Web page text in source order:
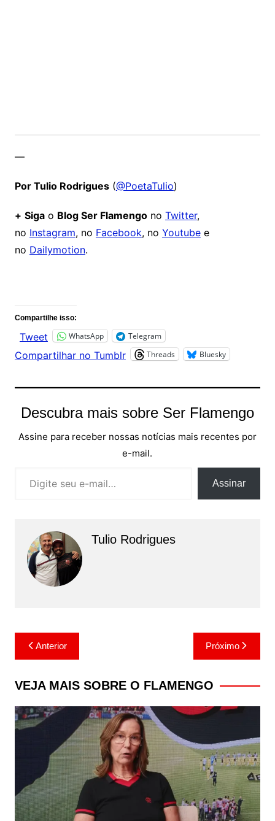
—
Por Tulio Rodrigues(@PoetaTulio)
+ Sigao Blog Ser Flamengono Twitter,
no Instagram, no Facebook, no Youtubee
no Dailymotion.
Compartilhe isso:
Tweet WhatsApp Telegram
Compartilhar no Tumblr Threads Bluesky
Descubra mais sobre Ser Flamengo
Assine para receber nossas notícias mais recentes por
e-mail.
Assinar
Tulio Rodrigues
Navegação
de
Post
Anterior Próximo
VEJA MAIS SOBRE O FLAMENGO